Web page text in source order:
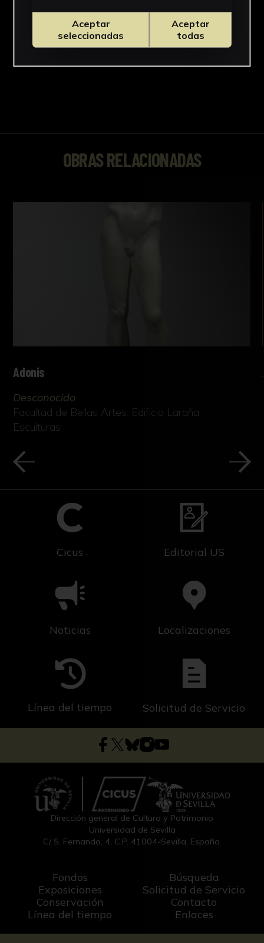
OBRAS RELACIONADAS
Adonis
Desconocido
Facultad de Bellas Artes. Edificio Laraña
Esculturas
Cicus Editorial US
Noticias Localizaciones
Línea del tiempo Solicitud de Servicio
Dirección general de Cultura y Patrimonio
Universidad de Sevilla
C/ S. Fernando, 4, C.P. 41004-Sevilla, España.
Fondos
Exposiciones
Conservación
Línea del tiempo
Búsqueda
Solicitud de Servicio
Contacto
Enlaces
Aceptar
seleccionadas
Aceptar
todas